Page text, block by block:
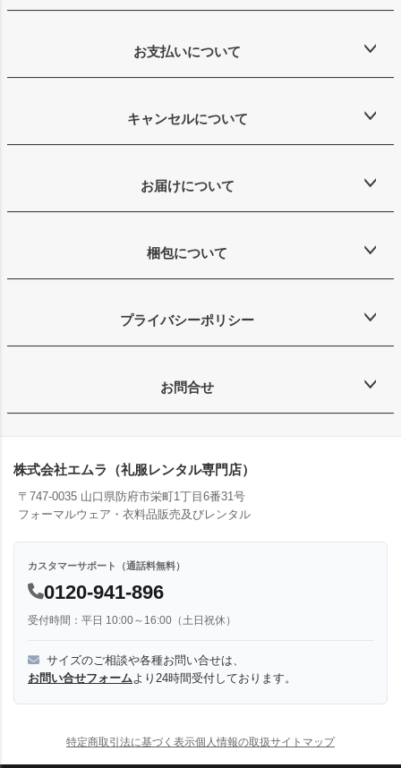
お支払いについて
キャンセルについて
お届けについて
梱包について
プライバシーポリシー
お問合せ
株式会社エムラ（礼服レンタル専門店）
〒747-0035 山口県防府市栄町1丁目6番31号
フォーマルウェア・衣料品販売及びレンタル
カスタマーサポート（通話料無料）
0120-941-896
受付時間：平日 10:00～16:00（土日祝休）
サイズのご相談や各種お問い合せは、
お問い合せフォーム より24時間受付しております。
特定商取引法に基づく表示個人情報の取扱サイトマップ